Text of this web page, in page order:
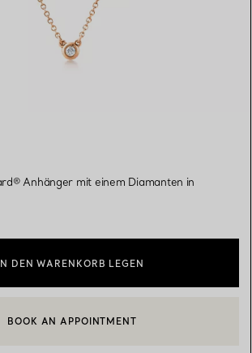
Anhänger mit einem Diamanten in
IN DEN WARENKORB LEGEN
KONTAKTIEREN ODER EINEN
BOOK AN APPOINTMENT